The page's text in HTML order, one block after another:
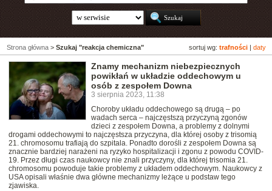
sortuj wg: trafności daty
Strona główna > Szukaj "reakcja chemiczna"
Znamy mechanizm niebezpiecznych
powikłań w układzie oddechowym u
osób z zespołem Downa
3 sierpnia 2023, 11:38
Choroby układu oddechowego są drugą – po
wadach serca – najczęstszą przyczyną zgonów
dzieci z zespołem Downa, a problemy z dolnymi
drogami oddechowymi to najczęstsza przyczyna, dla której osoby z trisomią
21. chromosomu trafiają do szpitala. Ponadto dorośli z zespołem Downa są
znacznie bardziej narażeni na ryzyko hospitalizacji i zgonu z powodu COVID-
19. Przez długi czas naukowcy nie znali przyczyny, dla której trisomia 21.
chromosomu powoduje takie problemy z układem oddechowym. Naukowcy z
USA opisali właśnie dwa główne mechanizmy leżące u podstaw tego
zjawiska.